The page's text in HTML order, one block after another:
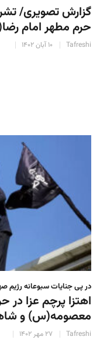
گزارش تصویری/
حرم مطهر امام
Tafreshi ۱۰ آبان ۱۴۰۲
در پی جنایات سبوعانه رژیم
اهتزا پرچم عزا
معصومه(س) و
Tafreshi ۲۷ مهر ۱۴۰۲